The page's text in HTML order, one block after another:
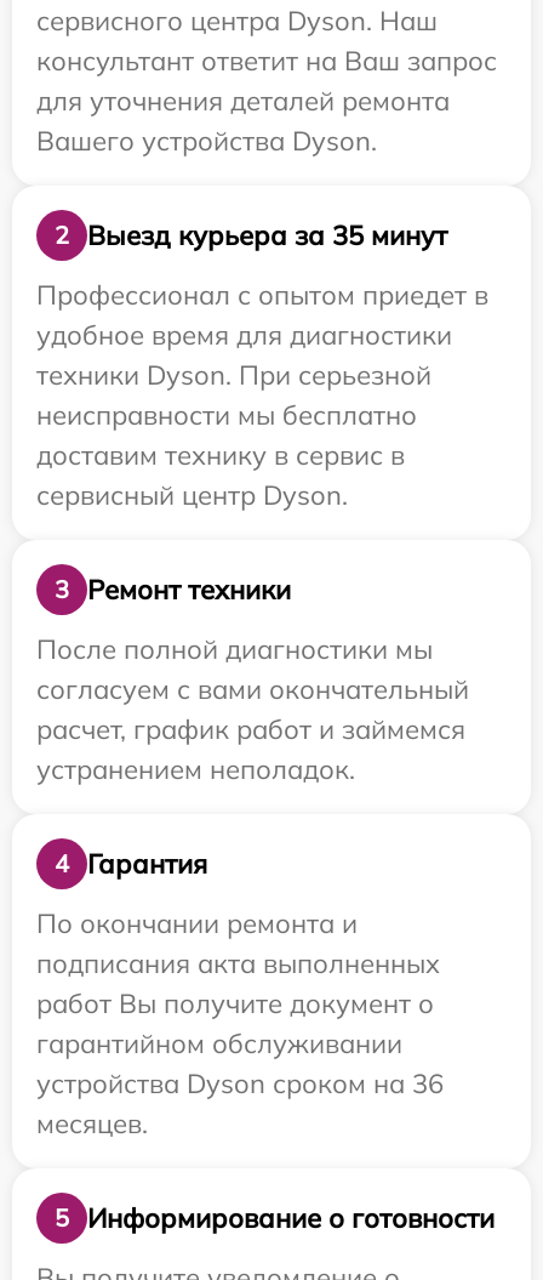
сервисного центра Dyson. Наш
консультант ответит на Ваш запрос
для уточнения деталей ремонта
Вашего устройства Dyson.
2
Выезд курьера за 35 минут
Профессионал с опытом приедет в
удобное время для диагностики
техники Dyson. При серьезной
неисправности мы бесплатно
доставим технику в сервис в
сервисный центр Dyson.
3
Ремонт техники
После полной диагностики мы
согласуем с вами окончательный
расчет, график работ и займемся
устранением неполадок.
4
Гарантия
По окончании ремонта и
подписания акта выполненных
работ Вы получите документ о
гарантийном обслуживании
устройства Dyson сроком на 36
месяцев.
5
Информирование о готовности